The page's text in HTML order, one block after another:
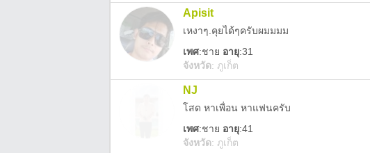
Apisit
เหงาๆ.คุยได้ๆครับผมมมม
เพศ:ชาย อายุ:31
จังหวัด: ภูเก็ต
NJ
โสด หาเพื่อน หาแฟนครับ
เพศ:ชาย อายุ:41
จังหวัด: ภูเก็ต